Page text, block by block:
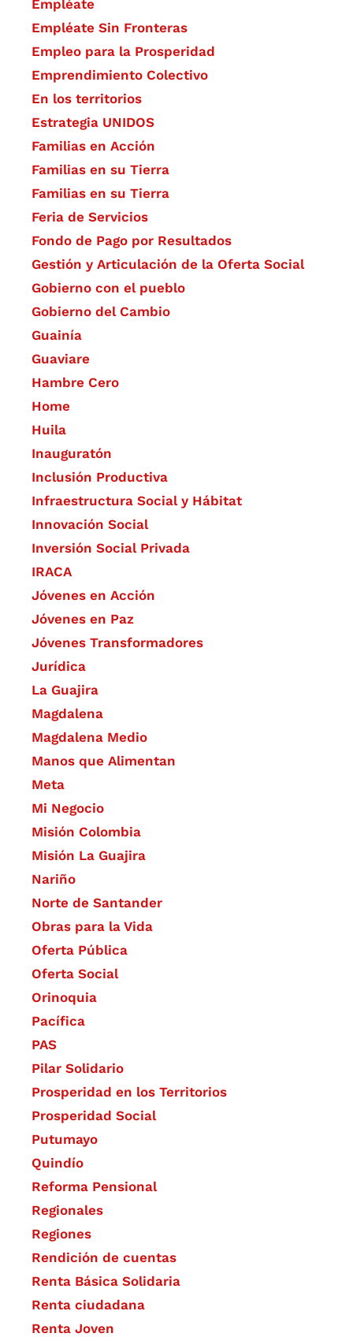
Empléate
Empléate Sin Fronteras
Empleo para la Prosperidad
Emprendimiento Colectivo
En los territorios
Estrategia UNIDOS
Familias en Acción
Familias en su Tierra
Familias en su Tierra
Feria de Servicios
Fondo de Pago por Resultados
Gestión y Articulación de la Oferta Social
Gobierno con el pueblo
Gobierno del Cambio
Guainía
Guaviare
Hambre Cero
Home
Huila
Inauguratón
Inclusión Productiva
Infraestructura Social y Hábitat
​Innovación Social
Inversión Social Privada
IRACA
Jóvenes en Acción
Jóvenes en Paz
Jóvenes Transformadores
Jurídica
La Guajira
Magdalena
Magdalena Medio
Manos que Alimentan
Meta
Mi Negocio
Misión Colombia
Misión La Guajira
Nariño
Norte de Santander
Obras para la Vida
Oferta Pública
Oferta Social​​
Orinoquia
Pacífica
PAS
Pilar Solidario
Prosperidad en los Territorios
Prosperidad Social
Putumayo
Quindío
Reforma Pensional
Regionales
Regiones
Rendición de cuentas
Renta Básica Solidaria
Renta ciudadana
Renta Joven